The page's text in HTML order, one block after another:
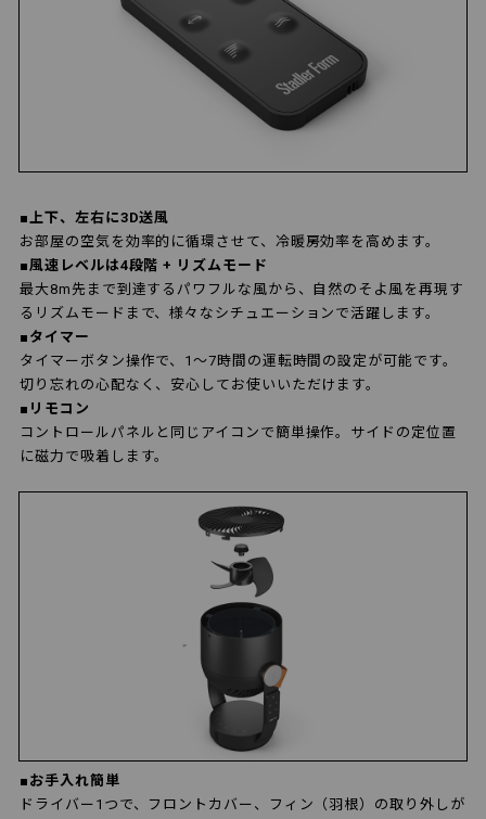
■上下、左右に3D送風
お部屋の空気を効率的に循環させて、冷暖房効率を高めます。
■風速レベルは4段階 + リズムモード
最大8m先まで到達するパワフルな風から、自然のそよ風を再現す
るリズムモードまで、様々なシチュエーションで活躍します。
■タイマー
タイマーボタン操作で、1～7時間の運転時間の設定が可能です。
切り忘れの心配なく、安心してお使いいただけます。
■リモコン
コントロールパネルと同じアイコンで簡単操作。サイドの定位置
に磁力で吸着します。
■お手入れ簡単
ドライバー1つで、フロントカバー、フィン（羽根）の取り外しが